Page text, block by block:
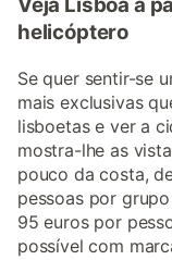
helicóptero
Se quer sentir-se
mais exclusivas
lisboetas e ver a
mostra-lhe as
pouco da costa,
pessoas por
95 euros por
possível com